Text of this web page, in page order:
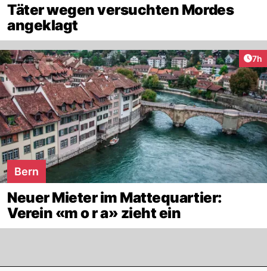
Täter wegen versuchten Mordes
angeklagt
7h
Bern
Neuer Mieter im Mattequartier:
Verein «m o r a» zieht ein